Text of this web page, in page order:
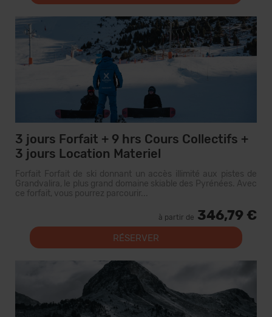
3 jours Forfait + 9 hrs Cours Collectifs +
3 jours Location Materiel
Forfait Forfait de ski donnant un accès illimité aux pistes de
Grandvalira, le plus grand domaine skiable des Pyrénées. Avec
ce forfait, vous pourrez parcourir...
à partir de 346,79 €
RÉSERVER